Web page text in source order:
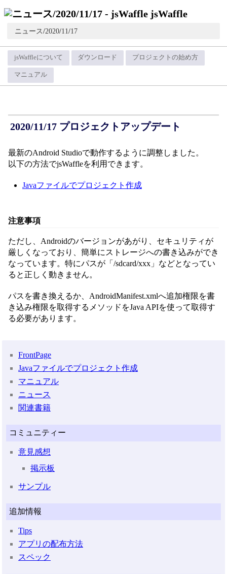
jsWaffle
ニュース/2020/11/17
jsWaffleについて ダウンロード プロジェクトの始め方
マニュアル
2020/11/17 プロジェクトアップデート
最新のAndroid Studioで動作するように調整しました。
以下の方法でjsWaffleを利用できます。
Javaファイルでプロジェクト作成
注意事項
ただし、Androidのバージョンがあがり、セキュリティが
厳しくなっており、簡単にストレージへの書き込みができ
なっています。特にパスが「/sdcard/xxx」などとなってい
ると正しく動きません。
パスを書き換えるか、AndroidManifest.xmlへ追加権限を書
き込み権限を取得するメソッドをJava APIを使って取得す
る必要があります。
FrontPage
Javaファイルでプロジェクト作成
マニュアル
ニュース
関連書籍
コミュニティー
意見感想
掲示板
サンプル
追加情報
Tips
アプリの配布方法
スペック